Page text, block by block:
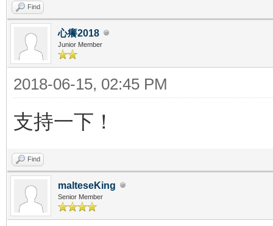
Find
心癢2018
Junior Member
2018-06-15, 02:45 PM
支持一下！
Find
malteseKing
Senior Member